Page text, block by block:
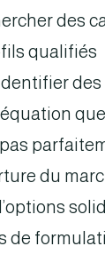
des
qualifiés
des
du
de